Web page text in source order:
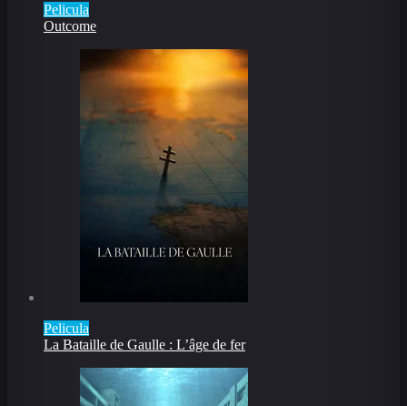
Pelicula
Outcome
Pelicula
La Bataille de Gaulle : L’âge de fer